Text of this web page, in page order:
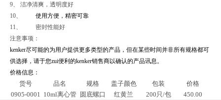
9、 洁净清爽，透明度好
10、
使用方便，精密可靠
11、
密封性能好
注意事项：
kenker尽可能的为用户提供更多类型的产品，但在某些时间并非所有规格都可
供选择，请于您zui便利的kenker销售商以确认的产品讯息。
价格信息：
货号 品名 规格 盖子颜色 包装
价格
0905-0001
10ml离心管 圆底螺口 红黄兰 200 只/包 450.00